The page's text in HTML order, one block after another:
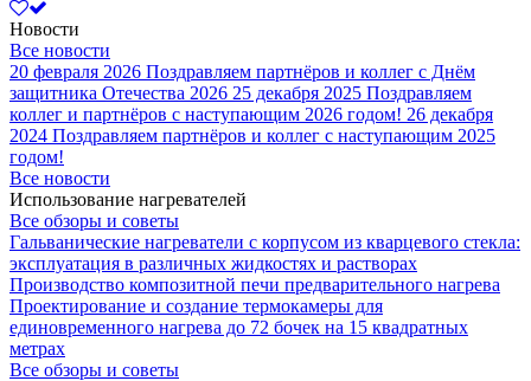
Новости
Все новости
20 февраля 2026 Поздравляем партнёров и коллег с Днём
защитника Отечества 2026 25 декабря 2025 Поздравляем
коллег и партнёров с наступающим 2026 годом! 26 декабря
2024 Поздравляем партнёров и коллег с наступающим 2025
годом!
Все новости
Использование нагревателей
Все обзоры и советы
Гальванические нагреватели с корпусом из кварцевого стекла:
эксплуатация в различных жидкостях и растворах
Производство композитной печи предварительного нагрева
Проектирование и создание термокамеры для
единовременного нагрева до 72 бочек на 15 квадратных
метрах
Все обзоры и советы